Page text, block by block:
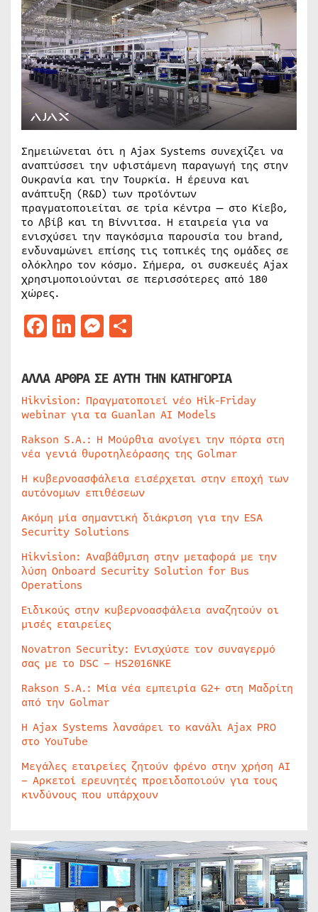
Σημειώνεται ότι η Ajax Systems συνεχίζει να
αναπτύσσει την υφιστάμενη παραγωγή της στην
Ουκρανία και την Τουρκία. Η έρευνα και
ανάπτυξη (R&D) των προϊόντων
πραγματοποιείται σε τρία κέντρα — στο Κίεβο,
το Λβίβ και τη Βίννιτσα. Η εταιρεία για να
ενισχύσει την παγκόσμια παρουσία του brand,
ενδυναμώνει επίσης τις τοπικές της ομάδες σε
ολόκληρο τον κόσμο. Σήμερα, οι συσκευές Ajax
χρησιμοποιούνται σε περισσότερες από 180
χώρες.
Facebook
LinkedIn
Messenger
ΑΛΛΑ ΑΡΘΡΑ ΣΕ ΑΥΤΗ ΤΗΝ ΚΑΤΗΓΟΡΙΑ
Hikvision: Πραγματοποιεί νέο Hik-Friday
webinar για τα Guanlan AI Models
Rakson S.A.: Η Μούρθια ανοίγει την πόρτα στη
νέα γενιά θυροτηλεόρασης της Golmar
Η κυβερνοασφάλεια εισέρχεται στην εποχή των
αυτόνομων επιθέσεων
Ακόμη μία σημαντική διάκριση για την ESA
Security Solutions
Hikvision: Αναβάθμιση στην μεταφορά με την
λύση Onboard Security Solution for Bus
Operations
Ειδικούς στην κυβερνοασφάλεια αναζητούν οι
μισές εταιρείες
Novatron Security: Ενισχύστε τον συναγερμό
σας με το DSC – HS2016NKE
Rakson S.A.: Μία νέα εμπειρία G2+ στη Μαδρίτη
από την Golmar
Η Ajax Systems λανσάρει το κανάλι Ajax PRO
στο YouTube
Μεγάλες εταιρείες ζητούν φρένο στην χρήση AI
– Αρκετοί ερευνητές προειδοποιούν για τους
κινδύνους που υπάρχουν